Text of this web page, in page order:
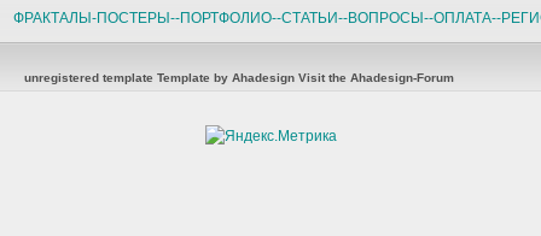
ФРАКТАЛЫ-ПОСТЕРЫ--ПОРТФОЛИО--СТАТЬИ--ВОПРОСЫ--ОПЛАТА--
unregistered template Template by Ahadesign Visit the Ahadesign-Forum